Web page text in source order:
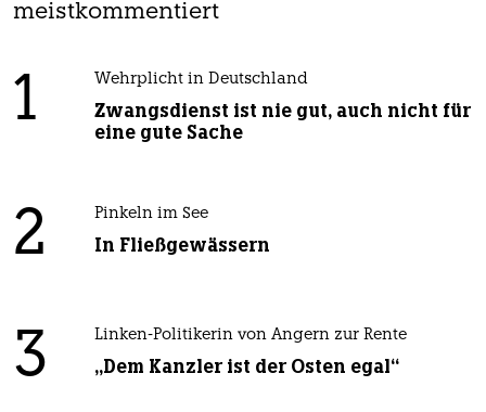
meistkommentiert
1 Wehrplicht in Deutschland
Zwangsdienst ist nie gut, auch nicht für
eine gute Sache
2 Pinkeln im See
In Fließgewässern
3 Linken-Politikerin von Angern zur Rente
„Dem Kanzler ist der Osten egal“